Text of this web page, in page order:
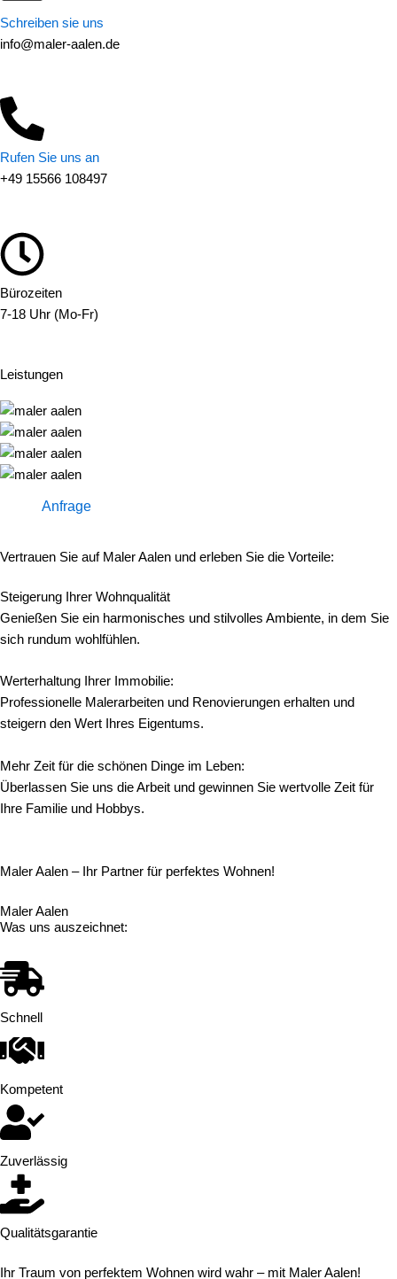
Schreiben sie uns
info@maler-aalen.de
Rufen Sie uns an
+49 15566 108497
Bürozeiten
7-18 Uhr (Mo-Fr)
Leistungen
Anfrage
Vertrauen Sie auf Maler Aalen und erleben Sie die Vorteile:
Steigerung Ihrer Wohnqualität
Genießen Sie ein harmonisches und stilvolles Ambiente, in dem Sie
sich rundum wohlfühlen.
Werterhaltung Ihrer Immobilie:
Professionelle Malerarbeiten und Renovierungen erhalten und
steigern den Wert Ihres Eigentums.
Mehr Zeit für die schönen Dinge im Leben:
Überlassen Sie uns die Arbeit und gewinnen Sie wertvolle Zeit für
Ihre Familie und Hobbys.
Maler Aalen – Ihr Partner für perfektes Wohnen!
Maler Aalen
Was uns auszeichnet:
Schnell
Kompetent
Zuverlässig
Qualitätsgarantie
Ihr Traum von perfektem Wohnen wird wahr – mit Maler Aalen!